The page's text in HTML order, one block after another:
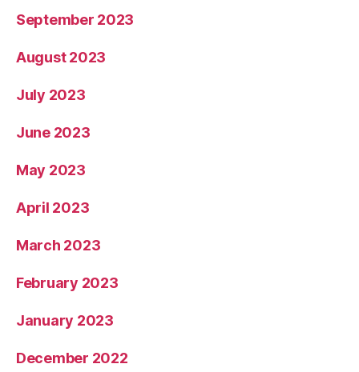
September 2023
August 2023
July 2023
June 2023
May 2023
April 2023
March 2023
February 2023
January 2023
December 2022